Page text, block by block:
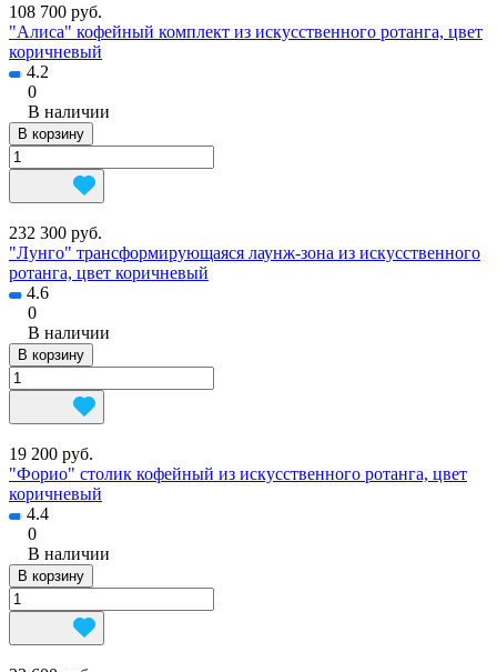
108 700 руб.
"Алиса" кофейный комплект из искусственного ротанга, цвет
коричневый
4.2
0
В наличии
В корзину
232 300 руб.
"Лунго" трансформирующаяся лаунж-зона из искусственного
ротанга, цвет коричневый
4.6
0
В наличии
В корзину
19 200 руб.
"Форио" столик кофейный из искусственного ротанга, цвет
коричневый
4.4
0
В наличии
В корзину